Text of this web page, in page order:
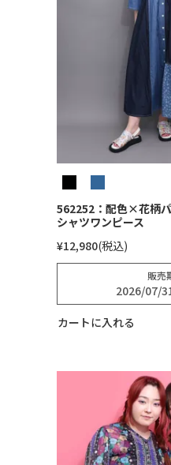
562252：配色×花柄
シャツワンピース
¥12,980 税込
販売
2026/07/
カートに入れる